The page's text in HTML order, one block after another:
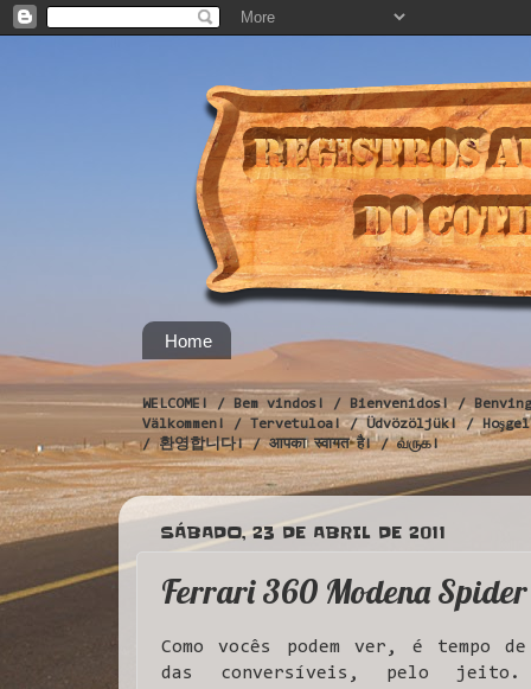
Home
WELCOME! / Bem vindos! / Bienvenidos! /
Välkommen! / Tervetuloa! / Üdvözöljük! /
/ 환영합니다! / आपका स्वागत है! / வருக!
SÁBADO, 23 DE ABRIL DE 2011
Ferrari 360 Modena
Como vocês podem ver, é
das conversíveis, pelo